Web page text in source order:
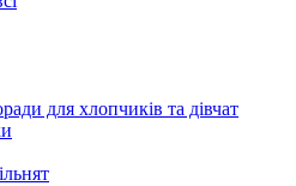
для хлопчиків та дівчат